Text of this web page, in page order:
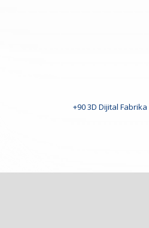
+90 3D Dijital Fabrika